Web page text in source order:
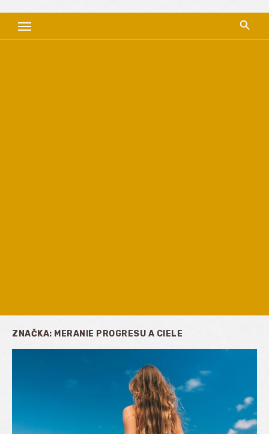
ZNAČKA: MERANIE PROGRESU A CIELE